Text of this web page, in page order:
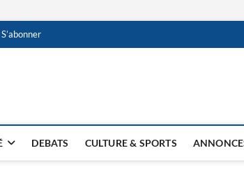
S’abonner
HEBDO
DEBATS CULTURE & SPORTS